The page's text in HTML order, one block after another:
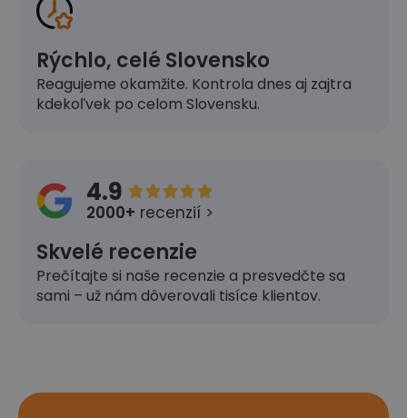
Rýchlo, celé Slovensko
Reagujeme okamžite. Kontrola dnes aj zajtra
kdekoľvek po celom Slovensku.
4.9 
2000+ recenzií >
Skvelé recenzie
Prečítajte si naše recenzie a presvedčte sa
sami – už nám dôverovali tisíce klientov.